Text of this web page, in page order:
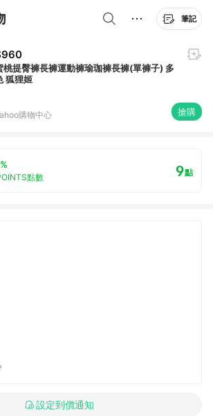
筆記
桃提臀褲長褲運動褲瑜珈褲長褲(單褲子) 多
色 狐狸姬
購物中心 搶購
點數 9點
設定到價通知